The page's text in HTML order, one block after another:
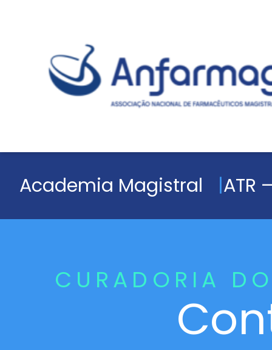
Academia Magistral ATR
CURADORIA